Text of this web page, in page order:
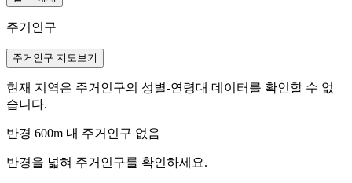
주거인구
주거인구 지도보기
현재 지역은 주거인구의 성별-연령대 데이터를 확인할 수 없
습니다.
반경 600m 내 주거인구 없음
반경을 넓혀 주거인구를 확인하세요.